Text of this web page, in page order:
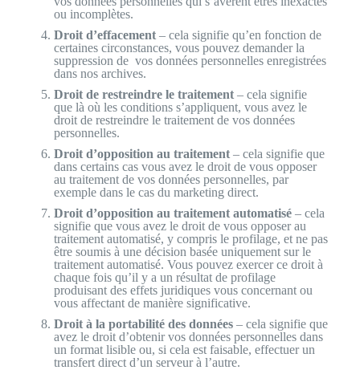
ou incomplètes.
Droit d’effacement– cela signifie qu’en fonction de
certaines circonstances, vous pouvez demander la
suppression de vos données personnelles enregistrées
dans nos archives.
Droit de restreindre le traitement– cela signifie
que là où les conditions s’appliquent, vous avez le
droit de restreindre le traitement de vos données
personnelles.
Droit d’opposition au traitement– cela signifie que
dans certains cas vous avez le droit de vous opposer
au traitement de vos données personnelles, par
exemple dans le cas du marketing direct.
Droit d’opposition au traitement automatisé– cela
signifie que vous avez le droit de vous opposer au
traitement automatisé, y compris le profilage, et ne pas
être soumis à une décision basée uniquement sur le
traitement automatisé. Vous pouvez exercer ce droit à
chaque fois qu’il y a un résultat de profilage
produisant des effets juridiques vous concernant ou
vous affectant de manière significative.
Droit à la portabilité des données– cela signifie que
avez le droit d’obtenir vos données personnelles dans
un format lisible ou, si cela est faisable, effectuer un
transfert direct d’un serveur à l’autre.